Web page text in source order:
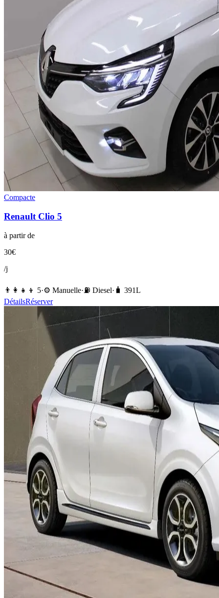
Compacte
Renault Clio 5
à partir de
30€
/j
👨‍👩‍👧‍👦 5·⚙️ Manuelle·⛽️ Diesel· 🧳 391L
DétailsRéserver